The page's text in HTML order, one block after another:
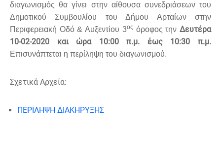
διαγωνισμός θα γίνει στην αίθουσα συνεδριάσεων του
Δημοτικού Συμβουλίου του Δήμου Αρταίων στην
Περιφερειακή Οδό & Αυξεντίου 3οςόροφος τηνΔευτέρα
10-02-2020 και ώρα 10:00 π.μ. έως 10:30 π.μ.
Επισυνάπτεται η περίληψη του διαγωνισμού.
Σχετικά Αρχεία:
ΠΕΡΙΛΗΨΗ ΔΙΑΚΗΡΥΞΗΣ